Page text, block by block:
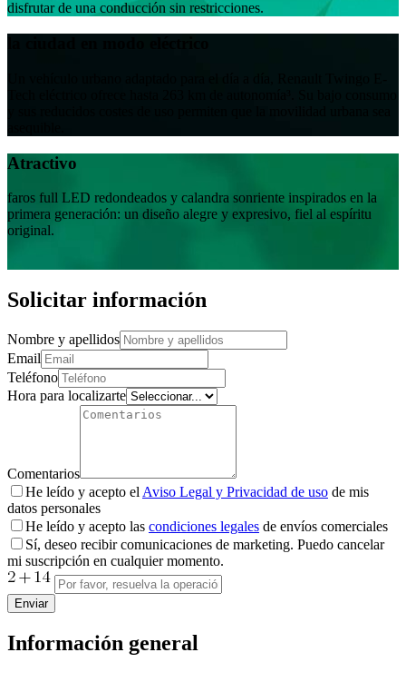
disfrutar de una conducción sin restricciones.
Atractivo
faros full LED redondeados y calandra sonriente inspirados en la
primera generación: un diseño alegre y expresivo, fiel al espíritu
original.
Solicitar información
Nombre y apellidos
Email
Teléfono
Hora para localizarte
Comentarios
He leído y acepto el Aviso Legal y Privacidad de uso de mis
datos personales
He leído y acepto las condiciones legales de envíos comerciales
Sí, deseo recibir comunicaciones de marketing. Puedo cancelar
mi suscripción en cualquier momento.
Enviar
Información general